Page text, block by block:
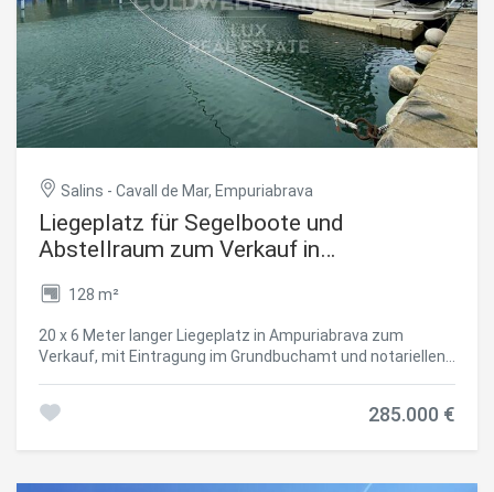
Empuriabrava, bekannt als das 'spanische und/oder
katalanische Venedig', ist ein Küstenjuwel an der Costa
Brava. Mit seinem verschlungenen Kanalnetz, den schönen
Stränden und dem einzigartigen mediterranen Charme ist
Empuriabrava ein ideales Ziel für alle, die einen
entspannten Lebensstil am Meer an der spanischen Costa
Brava suchen. Genießen Sie die Restaurants, Geschäfte
natürliche und kulturelle Schönheit dieses charmanten
Badeortes. #ref:CBLX02849_A
Salins - Cavall de Mar, Empuriabrava
Liegeplatz für Segelboote und
Abstellraum zum Verkauf in
128 m²
20 x 6 Meter langer Liegeplatz in Ampuriabrava zum
Verkauf, mit Eintragung im Grundbuchamt und notariellen
breit und 20 Meter lang haben. Ein biesschen Spielraum
Stromanschluss inbegriffen. Der Liegeplatz befindet sich
285.000 €